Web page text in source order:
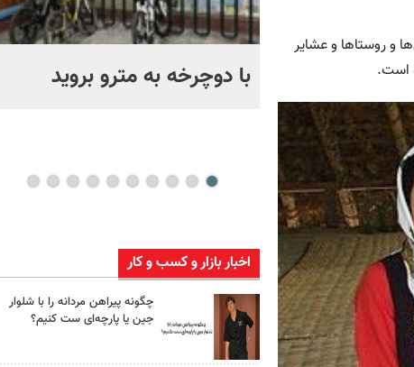
و روستاها و عشایر
است.ایران می‌آید
با دوچرخه به مترو بروید
اخبار بازار و کسب و کار
چگونه پیراهن مردانه را با شلوار
جین یا پارچه‌ای ست کنیم؟